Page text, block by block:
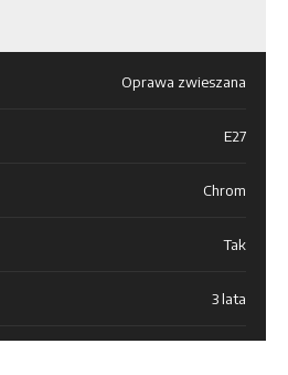
Oprawa zwieszana
E27
Chrom
Tak
3 lata